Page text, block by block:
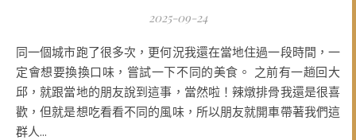
2025-09-24
同一個城市跑了很多次，更何況我還在當地住過一段時間，一
定會想要換換口味，嘗試一下不同的美食。 之前有一趟回大
邱，就跟當地的朋友說到這事，當然啦！辣燉排骨我還是很喜
歡，但就是想吃看看不同的風味，所以朋友就開車帶著我們這
群人...